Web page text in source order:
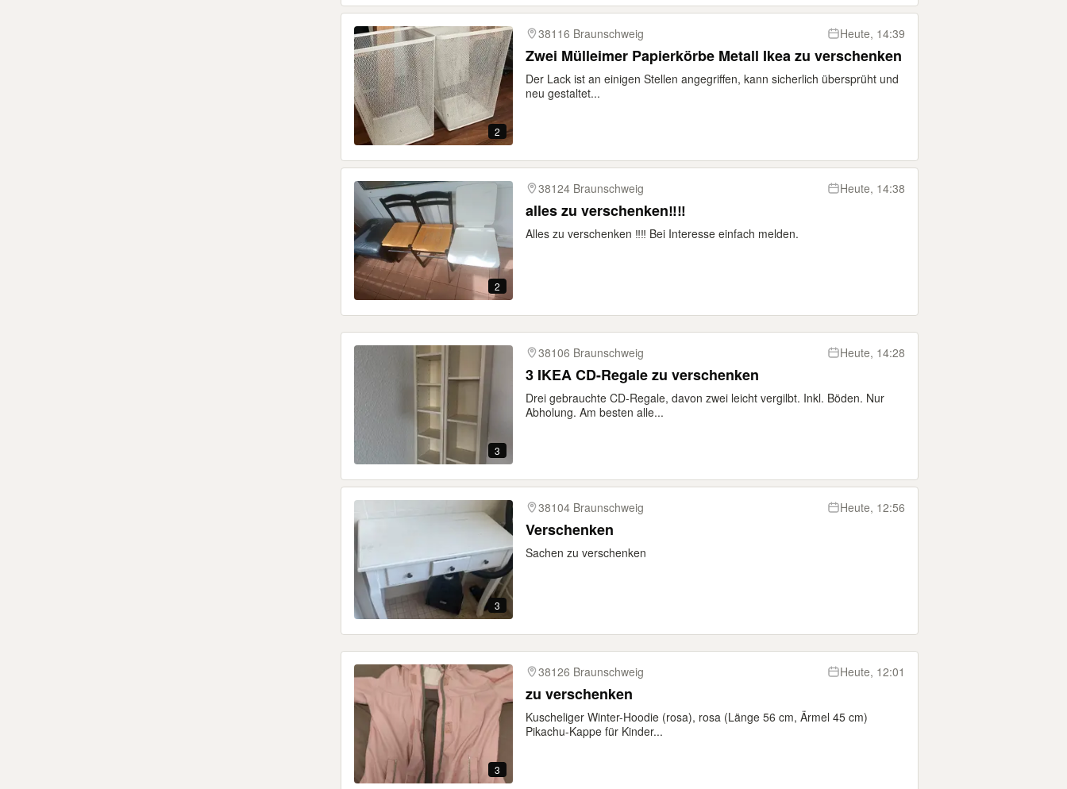
2
38116 Braunschweig Heute, 14:39
Zwei Mülleimer Papierkörbe Metall Ikea zu verschenken
Der Lack ist an einigen Stellen angegriffen, kann sicherlich übersprüht und
neu gestaltet...
2
38124 Braunschweig Heute, 14:38
alles zu verschenken‼️‼️
Alles zu verschenken ‼️‼️ Bei Interesse einfach melden.
3
38106 Braunschweig Heute, 14:28
3 IKEA CD-Regale zu verschenken
Drei gebrauchte CD-Regale, davon zwei leicht vergilbt. Inkl. Böden. Nur
Abholung. Am besten alle...
3
38104 Braunschweig Heute, 12:56
Verschenken
Sachen zu verschenken
3
38126 Braunschweig Heute, 12:01
zu verschenken
Kuscheliger Winter-Hoodie (rosa), rosa (Länge 56 cm, Ärmel 45 cm)
Pikachu-Kappe für Kinder...